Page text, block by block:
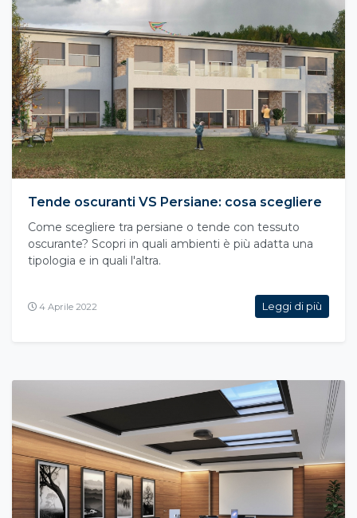
Tende oscuranti VS Persiane: cosa scegliere
Come scegliere tra persiane o tende con tessuto
oscurante? Scopri in quali ambienti è più adatta una
tipologia e in quali l'altra.
4 Aprile 2022 Leggi di più